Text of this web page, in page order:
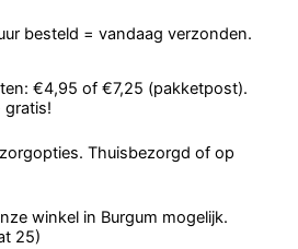
besteld = vandaag verzonden.
€4,95 of €7,25 (pakketpost).
gratis!
Thuisbezorgd of op
winkel in Burgum mogelijk.
25)